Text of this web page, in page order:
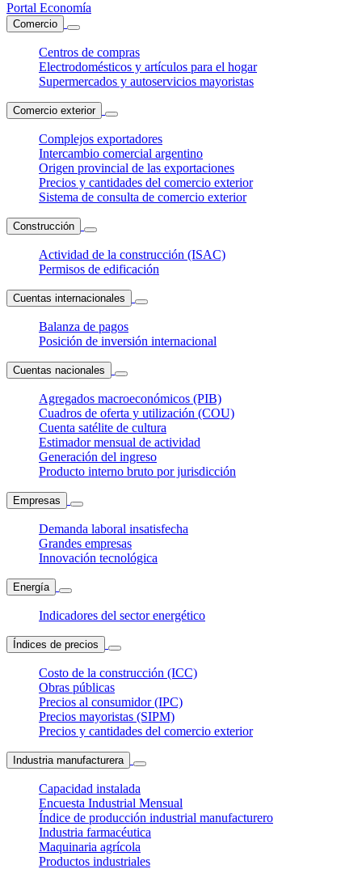
Portal Economía
Comercio
Centros de compras
Electrodomésticos y artículos para el hogar
Supermercados y autoservicios mayoristas
Comercio exterior
Complejos exportadores
Intercambio comercial argentino
Origen provincial de las exportaciones
Precios y cantidades del comercio exterior
Sistema de consulta de comercio exterior
Construcción
Actividad de la construcción (ISAC)
Permisos de edificación
Cuentas internacionales
Balanza de pagos
Posición de inversión internacional
Cuentas nacionales
Agregados macroeconómicos (PIB)
Cuadros de oferta y utilización (COU)
Cuenta satélite de cultura
Estimador mensual de actividad
Generación del ingreso
Producto interno bruto por jurisdicción
Empresas
Demanda laboral insatisfecha
Grandes empresas
Innovación tecnológica
Energía
Indicadores del sector energético
Índices de precios
Costo de la construcción (ICC)
Obras públicas
Precios al consumidor (IPC)
Precios mayoristas (SIPM)
Precios y cantidades del comercio exterior
Industria manufacturera
Capacidad instalada
Encuesta Industrial Mensual
Índice de producción industrial manufacturero
Industria farmacéutica
Maquinaria agrícola
Productos industriales